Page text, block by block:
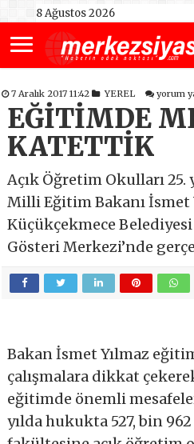
8 Ağustos 2026
7 Aralık 2017 11:42 YEREL yorum
EĞİTİMDE
KATETTİK
Açık Öğretim Okulları
Milli Eğitim Bakanı İsmet
Küçükçekmece
Gösteri Merkezi’nde
Bakan İsmet Yılmaz
çalışmalara dikkat
eğitimde önemli
yılda hukukta 527, bin